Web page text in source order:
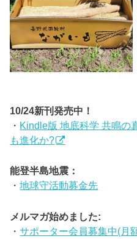
10/24新刊発売中！
・ Kindle版 地底科学 共鳴の
も進化か?
能登半島地震：
・地球守活動募金先
メルマガ始めました:
・サポーター会員募集中(月